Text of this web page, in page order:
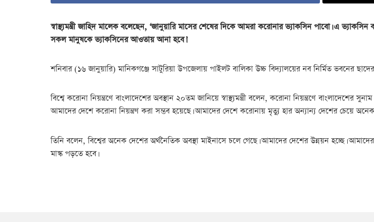
স্বাস্থ্যমন্ত্রী জাহিদ মালেক বলেছেন, ‘জানুয়ারি মাসের শেষের দিকে আমরা করোনার ভ্যাকসিন পাবো। এ
সকল মানুষকে ভ্যাকসিনের আওতায় আনা হবে।’
শনিবার (১৬ জানুয়ারি) মানিকগঞ্জে সাটুরিয়া উপজেলায় পাইলট বালিকা উচ্চ বিদ্যালয়ের নব নির্মিত ভবনের
বিশ্বে করোনা নিয়ন্ত্রণে বাংলাদেশের অবস্থান ২০তম জানিয়ে স্বাস্থ্যমন্ত্রী বলেন, করোনা নিয়ন্ত্রণে বাংলাদেশের
আমাদের দেশে করোনা নিয়ন্ত্রণ করা সম্ভব হয়েছে। আমাদের দেশে করোনায় মৃত্যু হার অন্যান্য দেশের চেয়ে
তিনি বলেন, বিশ্বের অনেক দেশের অর্থনৈতিক অবস্থা মাইনাসে চলে গেছে। আমাদের দেশের উন্নয়ন হচ্ছে।
মাস্ক পড়তে হবে।